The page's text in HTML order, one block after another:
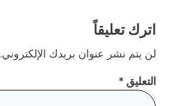
اترك تعليقاً
لن يتم نشر عنوان بريدك الإلكتروني.
التعليق *